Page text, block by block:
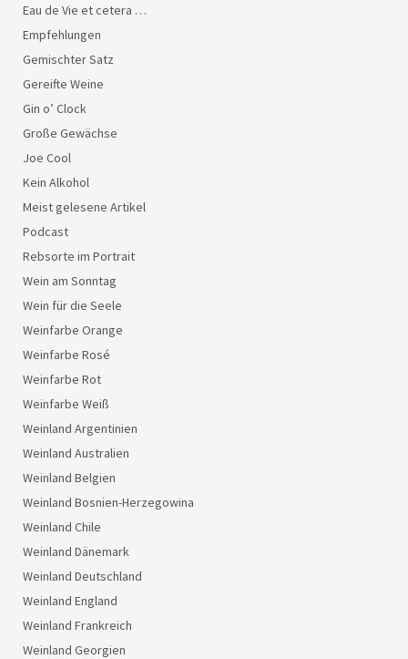
Eau de Vie et cetera …
Empfehlungen
Gemischter Satz
Gereifte Weine
Gin o’ Clock
Große Gewächse
Joe Cool
Kein Alkohol
Meist gelesene Artikel
Podcast
Rebsorte im Portrait
Wein am Sonntag
Wein für die Seele
Weinfarbe Orange
Weinfarbe Rosé
Weinfarbe Rot
Weinfarbe Weiß
Weinland Argentinien
Weinland Australien
Weinland Belgien
Weinland Bosnien-Herzegowina
Weinland Chile
Weinland Dänemark
Weinland Deutschland
Weinland England
Weinland Frankreich
Weinland Georgien